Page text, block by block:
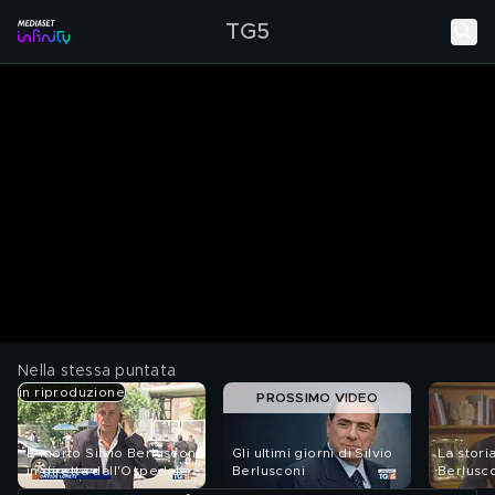
TG5
Nella stessa puntata
in riproduzione
È morto Silvio Berlusconi:
in diretta dall'Ospedale
San Raffaele
Gli ultimi giorni di Silvio
Berlusconi
PROSSIMO VIDEO
La